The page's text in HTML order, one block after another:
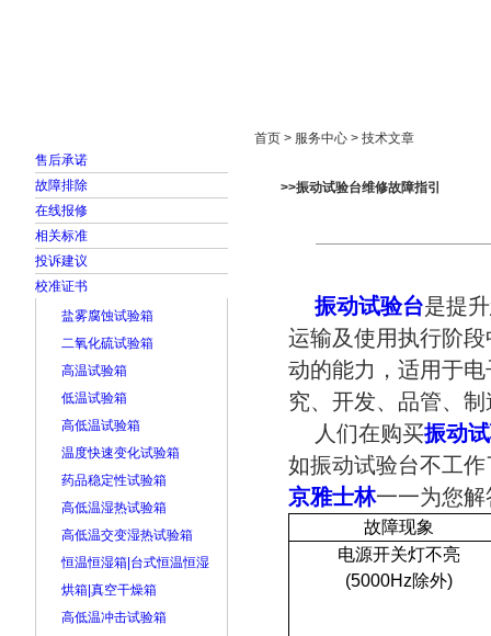
售后承诺
故障排除
在线报修
相关标准
投诉建议
校准证书
盐雾腐蚀试验箱
二氧化硫试验箱
高温试验箱
低温试验箱
高低温试验箱
温度快速变化试验箱
药品稳定性试验箱
高低温湿热试验箱
高低温交变湿热试验箱
恒温恒湿箱|台式恒温恒湿
烘箱|真空干燥箱
高低温冲击试验箱
首页 > 服务中心 > 技术文章
>>振动试验台维修故障指引
振动试验台是提
运输及使用执行阶
动的能力，适用于
究、开发、品管、
人们在购买振动
如振动试验台不工
京雅士林一一为您
故障现象
电源开关灯不亮
(5000Hz除外)